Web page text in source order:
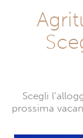
Scegli
prossima